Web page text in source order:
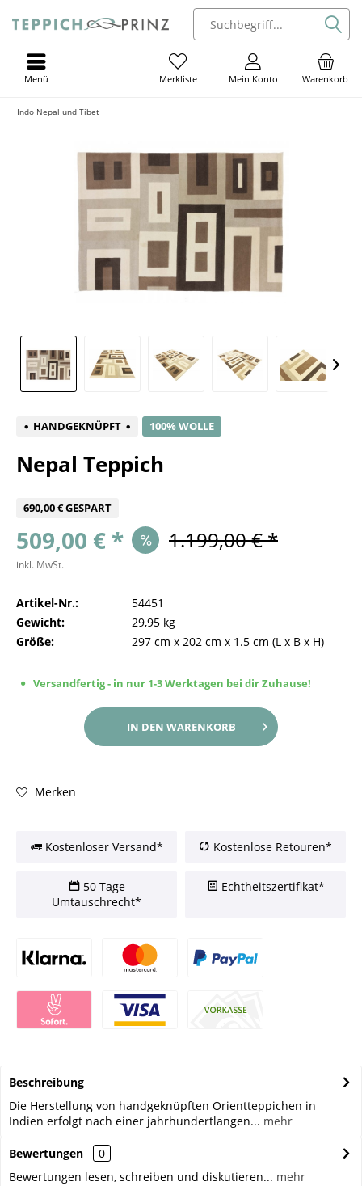
Warenkorb
Mein Konto
Merkliste
Menü
Indo Nepal und Tibet
HANDGEKNÜPFT 100% WOLLE
Nepal Teppich
690,00 € GESPART
509,00 € * 1.199,00 € *
inkl. MwSt.
Artikel-Nr.:
54451
Gewicht:
29,95 kg
Größe:
297 cm x 202 cm x 1.5 cm (L x B x H)
Versandfertig - in nur 1-3 Werktagen bei dir Zuhause!
IN DEN WARENKORB
Merken
Kostenloser Versand* Kostenlose Retouren*
50 Tage
Umtauschrecht*
Echtheitszertifikat*
Beschreibung
Die Herstellung von handgeknüpften Orientteppichen in
Indien erfolgt nach einer jahrhundertlangen... mehr
Bewertungen
0
Bewertungen lesen, schreiben und diskutieren... mehr